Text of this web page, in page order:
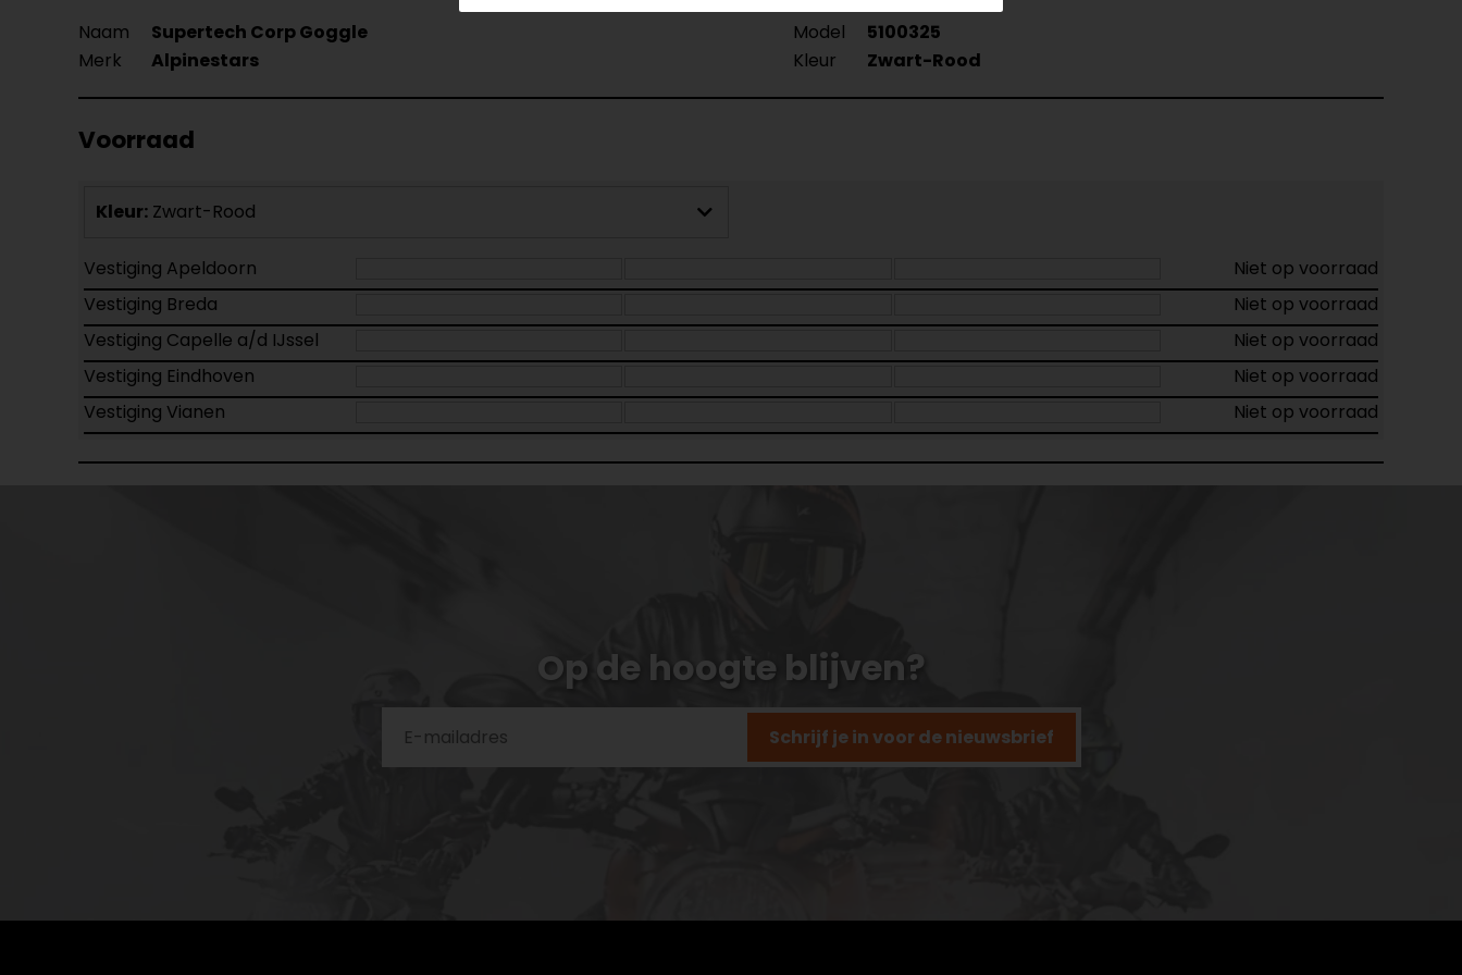
Naam Supertech Corp Goggle Model
5100325
Merk
Alpinestars Kleur Zwart-Rood
Voorraad
Kleur: Zwart-Rood
Vestiging Apeldoorn
Niet op voorraad
Vestiging Breda
Niet op voorraad
Vestiging Capelle a/d IJssel
Niet op voorraad
Vestiging Eindhoven
Niet op voorraad
Vestiging Vianen
Niet op voorraad
Op de hoogte blijven?
Schrijf je in voor de nieuwsbrief